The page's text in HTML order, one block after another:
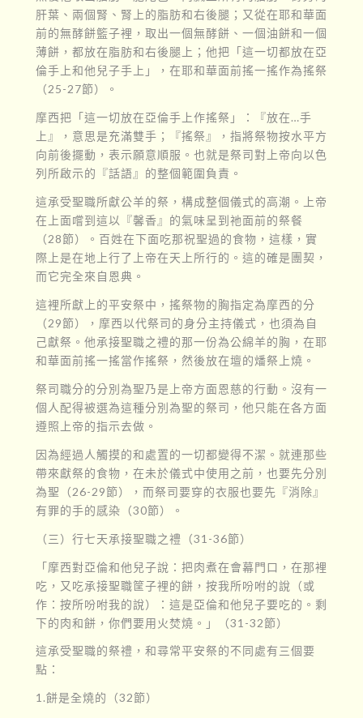
肝葉、兩個腎、腎上的脂肪和右後腿；又從在耶和華面
前的無酵餅籃子裡，取出一個無酵餅、一個油餅和一個
薄餅，都放在脂肪和右後腿上；他把「這一切都放在亞
倫手上和他兒子手上」，在耶和華面前搖一搖作為搖祭
（25-27節）。
摩西把「這一切放在亞倫手上作搖祭」：『放在…手
上』，意思是充滿雙手；『搖祭』，指將祭物按水平方
向前後擺動，表示願意順服。也就是祭司對上帝向以色
列所啟示的『話語』的整個範圍負責。
這承受聖職所獻公羊的祭，構成整個儀式的高潮。上帝
在上面嚐到這以『馨香』的氣味呈到祂面前的祭餐
（28節）。百姓在下面吃那祝聖過的食物，這樣，實
際上是在地上行了上帝在天上所行的。這的確是團契，
而它完全來自恩典。
這裡所獻上的平安祭中，搖祭物的胸指定為摩西的分
（29節），摩西以代祭司的身分主持儀式，也須為自
己獻祭。他承接聖職之禮的那一份為公綿羊的胸，在耶
和華面前搖一搖當作搖祭，然後放在壇的燔祭上燒。
祭司職分的分別為聖乃是上帝方面恩慈的行動。沒有一
個人配得被選為這種分別為聖的祭司，他只能在各方面
遵照上帝的指示去做。
因為經過人觸摸的和處置的一切都變得不潔。就連那些
帶來獻祭的食物，在未於儀式中使用之前，也要先分別
為聖（26-29節），而祭司要穿的衣服也要先『消除』
有罪的手的感染（30節）。
（三）行七天承接聖職之禮（31-36節）
「摩西對亞倫和他兒子說：把肉煮在會幕門口，在那裡
吃，又吃承接聖職筐子裡的餅，按我所吩咐的說（或
作：按所吩咐我的說）：這是亞倫和他兒子要吃的。剩
下的肉和餅，你們要用火焚燒。」（31-32節）
這承受聖職的祭禮，和尋常平安祭的不同處有三個要
點：
1.餅是全燒的（32節）